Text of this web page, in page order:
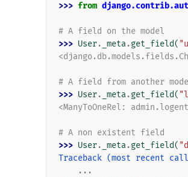
>>> from
# A field on the model
>>> User. _meta.get_field(
# A field from another
>>> User. _meta.get_field(
<ManyToOneRel:
# A non existent field
>>> User. _meta.get_field(
Traceback (most recent
...